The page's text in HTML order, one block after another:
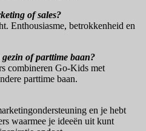
of sales?
Enthousiasme, betrokkenheid en
of parttime baan?
combineren Go-Kids met
parttime baan.
en je hebt
waarmee je ideeën uit kunt